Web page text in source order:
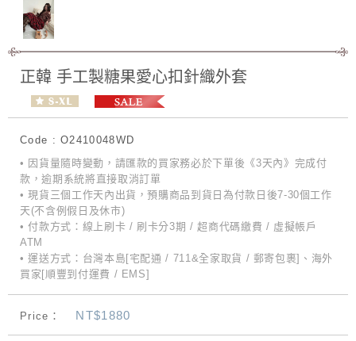
正韓 手工製糖果愛心扣針織外套
Code : O2410048WD
• 因貨量隨時變動，請匯款的買家務必於下單後《3天內》完成付
款，逾期系統將直接取消訂單
• 現貨三個工作天內出貨，預購商品到貨日為付款日後7-30個工作
天(不含例假日及休市)
• 付款方式：線上刷卡 / 刷卡分3期 / 超商代碼繳費 / 虛擬帳戶
ATM
• 運送方式：台灣本島[宅配通 / 711&全家取貨 / 郵寄包裹]、海外
買家[順豐到付運費 / EMS]
Price： NT$1880